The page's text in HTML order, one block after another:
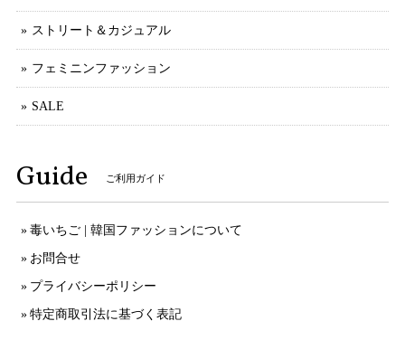
ストリート＆カジュアル
フェミニンファッション
SALE
Guide ご利用ガイド
毒いちご | 韓国ファッションについて
お問合せ
プライバシーポリシー
特定商取引法に基づく表記